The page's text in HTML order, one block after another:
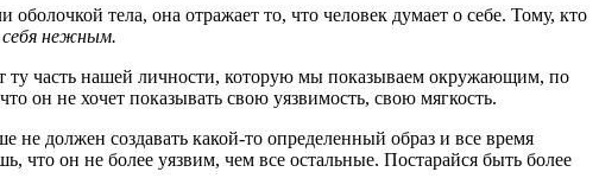
тела, она отражает то, что человек думает о себе. Тому, кто
нежным.
ту часть нашей личности, которую мы показываем окружающим, по
он не хочет показывать свою уязвимость, свою мягкость.
должен создавать какой-то определенный образ и все время
что он не более уязвим, чем все остальные. Постарайся быть более